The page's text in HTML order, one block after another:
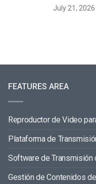
July 21, 2026
FEATURES AREA
Reproductor de Video
Plataforma de
Software de Transmisión
Gestión de Contenidos